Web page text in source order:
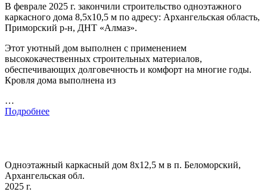
В феврале 2025 г. закончили строительство одноэтажного
каркасного дома 8,5х10,5 м по адресу: Архангельская область,
Приморский р-н, ДНТ «Алмаз».
Этот уютный дом выполнен с применением
высококачественных строительных материалов,
обеспечивающих долговечность и комфорт на многие годы.
Кровля дома выполнена из
…
Подробнее
Одноэтажный каркасный дом 8х12,5 м в п. Беломорский,
Архангельская обл.
2025 г.